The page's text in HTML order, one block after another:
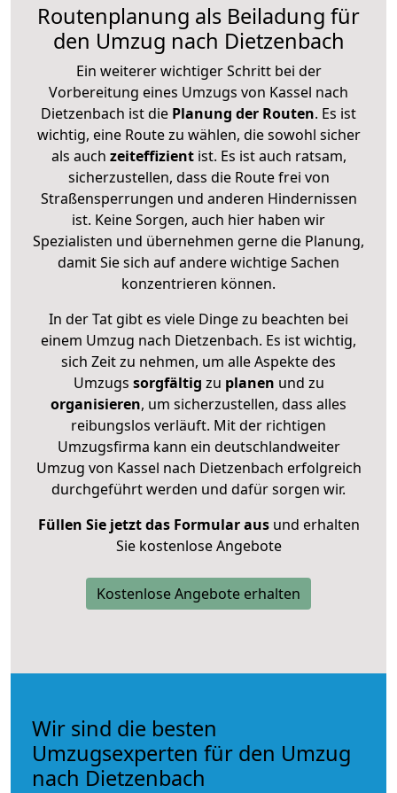
Routenplanung als Beiladung für
den Umzug nach Dietzenbach
Ein weiterer wichtiger Schritt bei der
Vorbereitung eines Umzugs von Kassel nach
Dietzenbach ist die Planung der Routen. Es ist
wichtig, eine Route zu wählen, die sowohl sicher
als auch zeiteffizientist. Es ist auch ratsam,
sicherzustellen, dass die Route frei von
Straßensperrungen und anderen Hindernissen
ist. Keine Sorgen, auch hier haben wir
Spezialisten und übernehmen gerne die Planung,
damit Sie sich auf andere wichtige Sachen
konzentrieren können.
In der Tat gibt es viele Dinge zu beachten bei
einem Umzug nach Dietzenbach. Es ist wichtig,
sich Zeit zu nehmen, um alle Aspekte des
Umzugs sorgfältig zu planen und zu
organisieren, um sicherzustellen, dass alles
reibungslos verläuft. Mit der richtigen
Umzugsfirma kann ein deutschlandweiter
Umzug von Kassel nach Dietzenbach erfolgreich
durchgeführt werden und dafür sorgen wir.
Füllen Sie jetzt das Formular ausund erhalten
Sie kostenlose Angebote
Kostenlose Angebote erhalten
Wir sind die besten
Umzugsexperten für den Umzug
nach Dietzenbach